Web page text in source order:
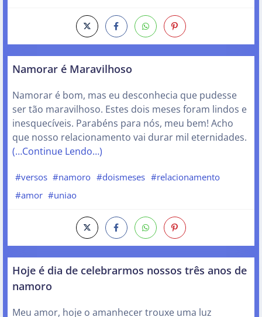
Namorar é Maravilhoso
Namorar é bom, mas eu desconhecia que pudesse
ser tão maravilhoso. Estes dois meses foram lindos e
inesquecíveis. Parabéns para nós, meu bem! Acho
que nosso relacionamento vai durar mil eternidades.
(…Continue Lendo…)
#versos #namoro #doismeses #relacionamento
#amor #uniao
Hoje é dia de celebrarmos nossos três anos de
namoro
Meu amor, hoje o amanhecer trouxe uma luz